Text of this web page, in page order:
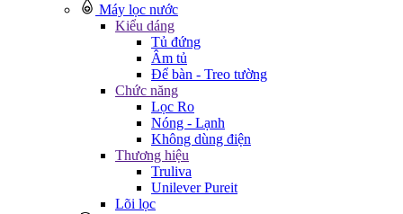
Máy lọc nước
Kiểu dáng
Tủ đứng
Âm tủ
Để bàn - Treo tường
Chức năng
Lọc Ro
Nóng - Lạnh
Không dùng điện
Thương hiệu
Truliva
Unilever Pureit
Lõi lọc